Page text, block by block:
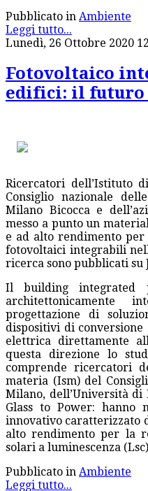
Pubblicato in Ambiente
Leggi tutto...
Lunedì, 26 Ottobre 2020
Fotovoltaico
edifici: il futuro
Ricercatori dell’Istituto
Consiglio nazionale
Milano Bicocca e
messo a punto un
e ad alto rendimento
fotovoltaici integrabili
ricerca sono pubblicati su
Il building integrated
architettonicamente
progettazione di
dispositivi di conversione
elettrica direttamente
questa direzione lo
comprende ricercatori
materia (Ism) del
Milano, dell’Università di
Glass to Power: hanno
innovativo caratterizzato
alto rendimento per la
solari a luminescenza
Pubblicato in Ambiente
Leggi tutto...